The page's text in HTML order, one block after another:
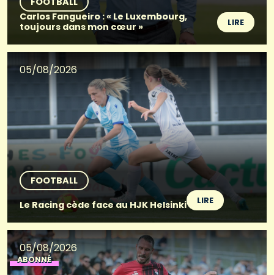
Carlos Fangueiro : « Le Luxembourg,
toujours dans mon cœur »
LIRE
05/08/2026
FOOTBALL
Le Racing cède face au HJK Helsinki
LIRE
05/08/2026
ABONNÉ